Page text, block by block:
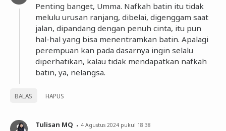
Penting banget, Umma. Nafkah batin itu tidak
melulu urusan ranjang, dibelai, digenggam saat
jalan, dipandang dengan penuh cinta, itu pun
hal-hal yang bisa menentramkan batin. Apalagi
perempuan kan pada dasarnya ingin selalu
diperhatikan, kalau tidak mendapatkan nafkah
batin, ya, nelangsa.
BALAS HAPUS
Tulisan MQ 4 Agustus 2024 pukul 18.38